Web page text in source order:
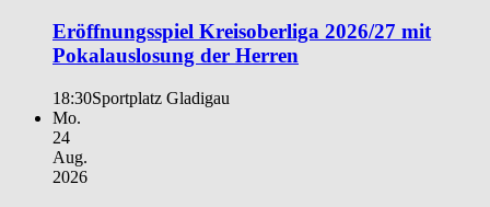
Eröffnungsspiel Kreisoberliga 2026/27 mit
Pokalauslosung der Herren
18:30Sportplatz Gladigau
Mo.
24
Aug.
2026